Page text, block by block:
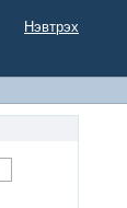
Нэвтрэх